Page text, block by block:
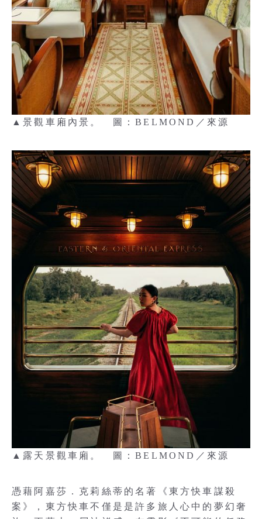
▲景觀車廂內景。 圖：BELMOND／來源
▲露天景觀車廂。 圖：BELMOND／來源
憑藉阿嘉莎．克莉絲蒂的名著《東方快車謀殺
案》，東方快車不僅是是許多旅人心中的夢幻奢